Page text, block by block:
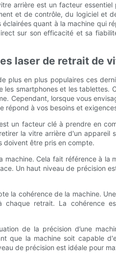
arrière est un facteur
et de contrôle, du logiciel et
quant à la machine qui
sur son efficacité et sa
laser de retrait de
plus en plus populaires ces
smartphones et les tablettes.
Cependant, lorsque vous
répond à vos besoins et
un facteur clé à prendre en
la vitre arrière d'un appareil
doivent être pris en compte.
Cela fait référence à
Un haut niveau de précision
la cohérence de la machine.
chaque retrait. La cohérence
de la précision d’une
que la machine soit capable
de précision est idéale pour